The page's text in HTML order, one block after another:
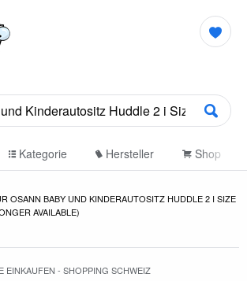
Kategorie Hersteller Shop
OSANN BABY UND KINDERAUTOSITZ HUDDLE 2 I SIZE
AVAILABLE)
EINKAUFEN - SHOPPING SCHWEIZ